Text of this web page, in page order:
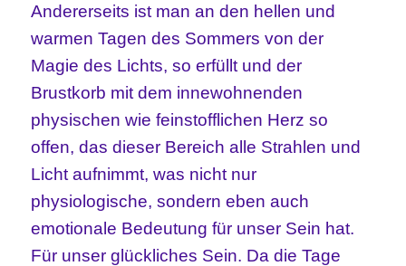
Andererseits ist man an den hellen und
warmen Tagen des Sommers von der
Magie des Lichts, so erfüllt und der
Brustkorb mit dem innewohnenden
physischen wie feinstofflichen Herz so
offen, das dieser Bereich alle Strahlen und
Licht aufnimmt, was nicht nur
physiologische, sondern eben auch
emotionale Bedeutung für unser Sein hat.
Für unser glückliches Sein. Da die Tage